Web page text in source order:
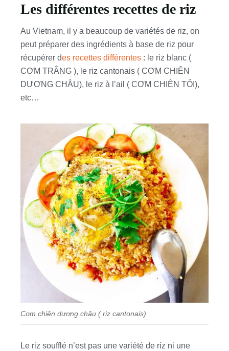
Les différentes recettes de riz
Au Vietnam, il y a beaucoup de variétés de riz, on
peut préparer des ingrédients à base de riz pour
récupérer des recettes différentes : le riz blanc (
CƠM TRẮNG ), le riz cantonais ( CƠM CHIÊN
DƯƠNG CHÂU), le riz à l’ail ( CƠM CHIÊN TỎI),
etc…
Cơm chiên dương châu ( riz cantonais)
Le riz soufflé n’est pas une variété de riz ni une